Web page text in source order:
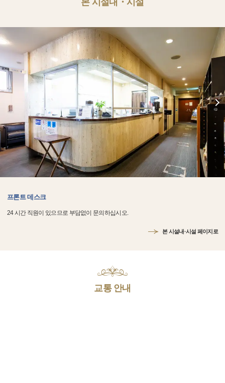
본 시설내・시설
프론트 데스크
24 시간 직원이 있으므로 부담없이 문의하십시오.
본 시설내·시설 페이지로
교통 안내